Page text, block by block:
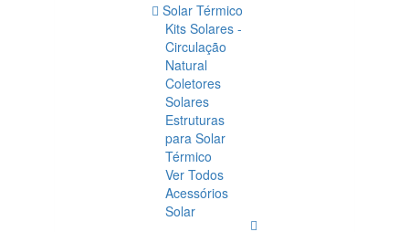
Solar Térmico
Kits Solares -
Circulação
Natural
Coletores
Solares
Estruturas
para Solar
Térmico
Ver Todos
Acessórios
Solar